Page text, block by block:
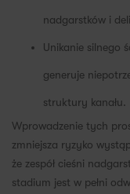
nadgarstków i
Unikanie silnego
generuje
struktury kanału.
Wprowadzenie tych
zmniejsza ryzyko
że zespół cieśni
stadium jest w pełni